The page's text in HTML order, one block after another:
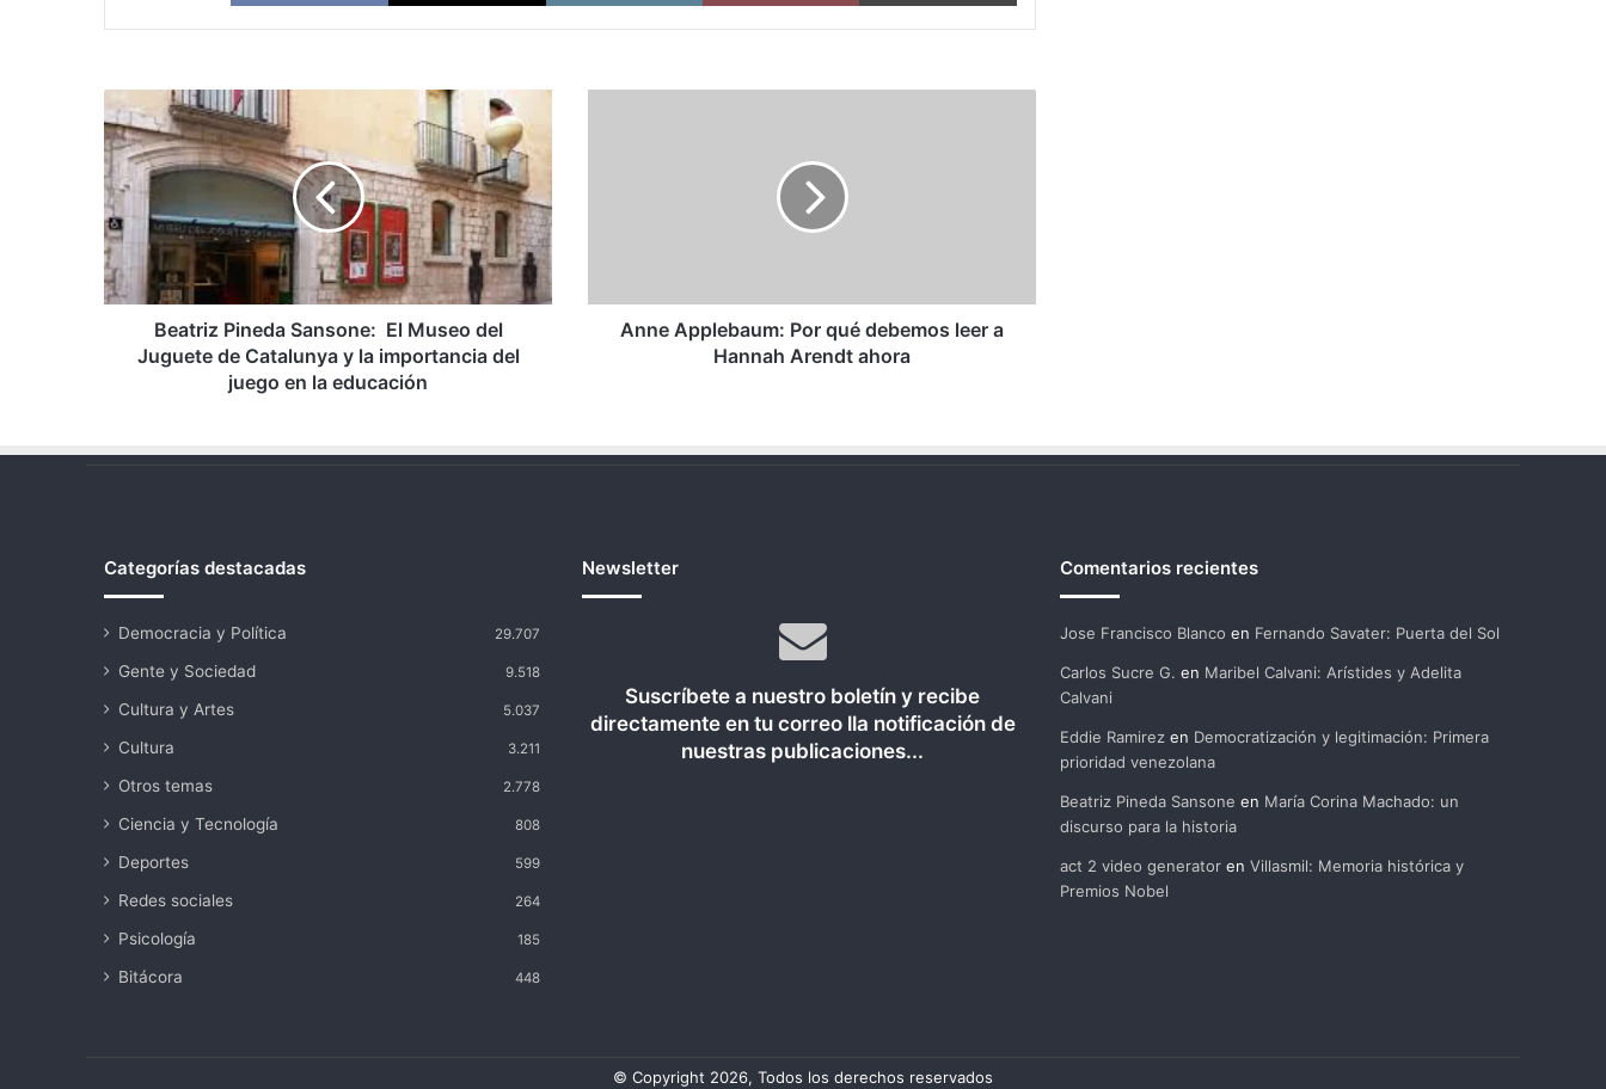
Pineda
Sansone:
El
Museo
del
Juguete
de
Catalunya
en
Beatriz Pineda Sansone: El Museo del
Juguete de Catalunya y la importancia del
juego en la educación
Arendt
ahoraAnne Applebaum: Por qué debemos leer a
Hannah Arendt ahora
Categorías destacadas
Democracia y Política 29.707
Gente y Sociedad 9.518
Cultura y Artes 5.037
Cultura 3.211
Otros temas 2.778
Ciencia y Tecnología 808
Deportes 599
Redes sociales 264
Psicología 185
Bitácora 448
Newsletter
Suscríbete a nuestro boletín y recibe
directamente en tu correo lla notificación de
nuestras publicaciones...
Comentarios recientes
Jose Francisco Blanco en Fernando Savater: Puerta del Sol
Carlos Sucre G. en Maribel Calvani: Arístides y Adelita
Calvani
Eddie Ramirezen Democratización y legitimación: Primera
prioridad venezolana
Beatriz Pineda Sansone en María Corina Machado: un
discurso para la historia
act 2 video generatoren Villasmil: Memoria histórica y
Premios Nobel
© Copyright 2026, Todos los derechos reservados